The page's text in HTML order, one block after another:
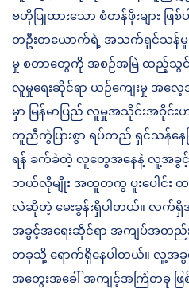
ဗဟိုပြုထားသော စံတန်ဖိုးများ
တဦးတယောက်ရဲ့ အသက်ရှင်သန်မှု၊ အ
မှု စတာတွေကို အစဉ်အမြဲ ထည့်သွင်းစ
လူမှုရေးဆိုင်ရာ ယဉ်ကျေးမှု အလ
မှာ မြန်မာပြည် လူမှုအသိုင်းအဝိုင်း
တူညီကွဲပြားစွာ ရပ်တည် ရှင်သန်နေ
ရန် ခက်ခဲတဲ့ လူတွေအနေနဲ့ လူ့အခွ
ဘယ်လိုမျိုး အတူတကွ ပူးပေါင်း
လဲဆိုတဲ့‌ မေးခွန်းရှိပါတယ်။ လက်ရှိအ
အခွင့်အရေးဆိုင်ရာ အကျပ်အတည်
တခုသို့ ရောက်ရှိနေပါတယ်။ လူ့အခွင့်
အတွေးအခေါ် အကျင့်အကြံတခု ဖြ